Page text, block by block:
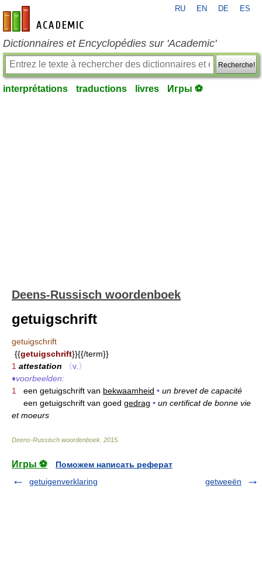
fr-academic.com
RU EN DE ES
Dictionnaires et Encyclopédies sur 'Academic'
Recherche!
interprétations traductions livres Игры ⚽
Deens-Russisch woordenboek
getuigschrift
getuigschrift
{{getuigschrift}}{{/term}}
1 attestation
〈v.〉
♦voorbeelden:
1
een getuigschrift van bekwaamheid • un brevet de capacité
een getuigschrift van goed gedrag • un certificat de bonne vie
et moeurs
Deens-Russisch woordenboek 2015
Игры ⚽
Поможем написать реферат
getuigenverklaring
getweeën